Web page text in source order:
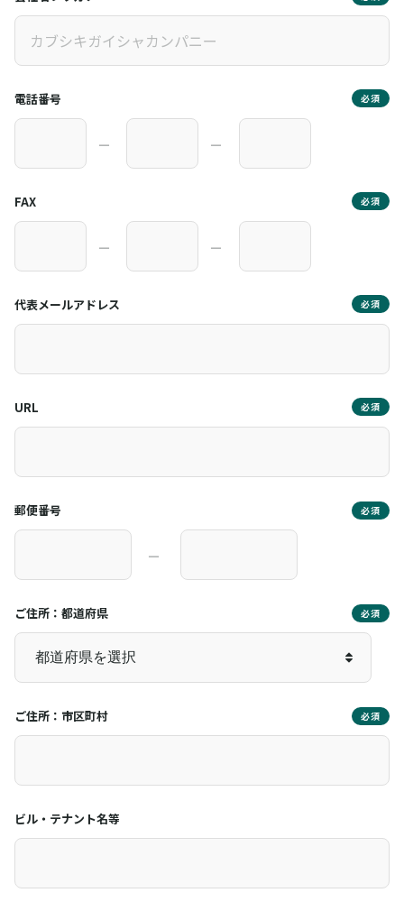
電話番号 必須
― ―
FAX 必須
― ―
代表メールアドレス 必須
URL 必須
郵便番号 必須
―
ご住所：都道府県 必須
ご住所：市区町村 必須
ビル・テナント名等